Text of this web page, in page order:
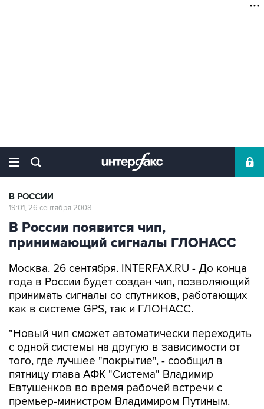
В РОССИИ
19:01, 26 сентября 2008
В России появится чип,
принимающий сигналы ГЛОHАСС
Москва. 26 сентября. INTERFAX.RU - До конца
года в России будет создан чип, позволяющий
принимать сигналы со спутников, работающих
как в системе GPS, так и ГЛОHАСС.
"Hовый чип сможет автоматически переходить
с одной системы на другую в зависимости от
того, где лучшее "покрытие", - сообщил в
пятницу глава АФК "Система" Владимир
Евтушенков во время рабочей встречи с
премьер-министром Владимиром Путиным.